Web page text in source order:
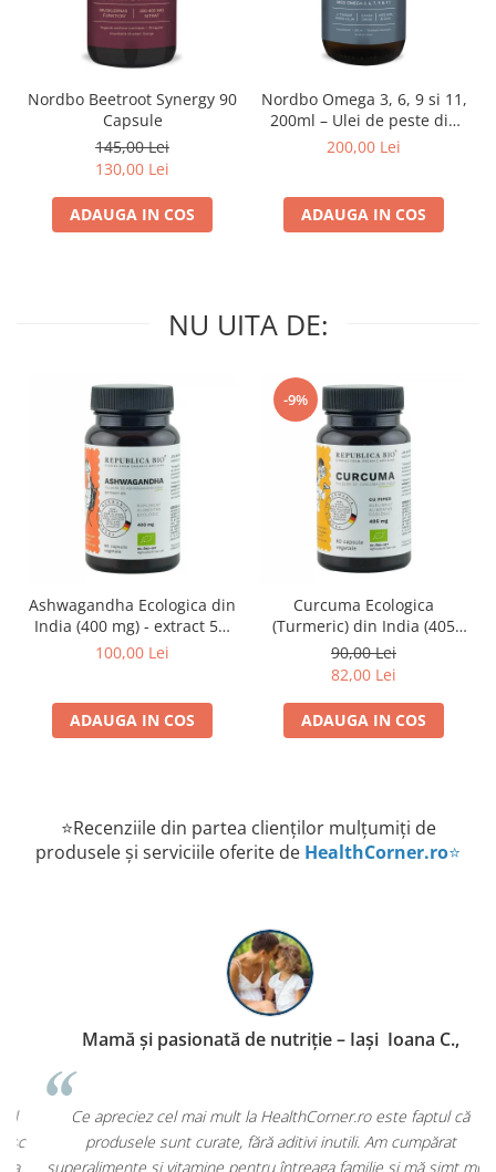
Nordbo Beetroot Synergy 90
Capsule
145,00 Lei
130,00 Lei
ADAUGA IN COS
Nordbo Omega 3, 6, 9 si 11,
200ml – Ulei de peste din
pastrav danez (certificat
200,00 Lei
ADAUGA IN COS
NU UITA DE:
Ashwagandha Ecologica din
India (400 mg) - extract 5%
Republica BIO, 60 capsule
100,00 Lei
ADAUGA IN COS
-9%
Curcuma Ecologica
(Turmeric) din India (405
mg) Republica BIO, 60
capsule
90,00 Lei
82,00 Lei
ADAUGA IN COS
⭐Recenziile din partea clienților mulțumiți de
produsele și serviciile oferite de HealthCorner.ro⭐
Mamă și pasionată de nutriție – Iași Ioana C.,
Ce apreciez cel mai mult la HealthCorner.ro este faptul că
produsele sunt curate, fără aditivi inutili. Am cumpărat
superalimente și vitamine pentru întreaga familie și mă simt mult